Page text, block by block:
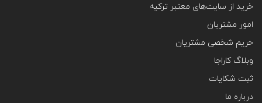
خرید از سایت‌های معتبر ترکیه
امور مشتریان
حریم شخصی مشتریان
وبلاگ کاراجا
ثبت شکایات
درباره ما